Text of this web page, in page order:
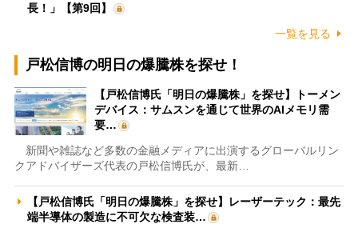
長！」【第9回】
一覧を見る
戸松信博の明日の爆騰株を探せ！
【戸松信博氏「明日の爆騰株」を探せ】トーメン
デバイス：サムスンを通じて世界のAIメモリ需
要…
新聞や雑誌など多数の金融メディアに出演するグローバルリン
クアドバイザーズ代表の戸松信博氏が、最新…
【戸松信博氏「明日の爆騰株」を探せ】レーザーテック：最先
端半導体の製造に不可欠な検査装…